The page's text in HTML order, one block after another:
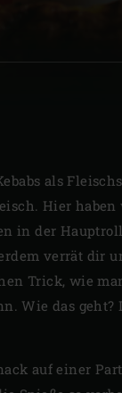
(Français)
als
Hier
in der
verrät dir
Trick, wie
Wie das geht?
auf einer